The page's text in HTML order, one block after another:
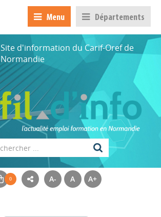
Menu Départements
Site d'information du Carif-Oref de
Normandie
A- A A+